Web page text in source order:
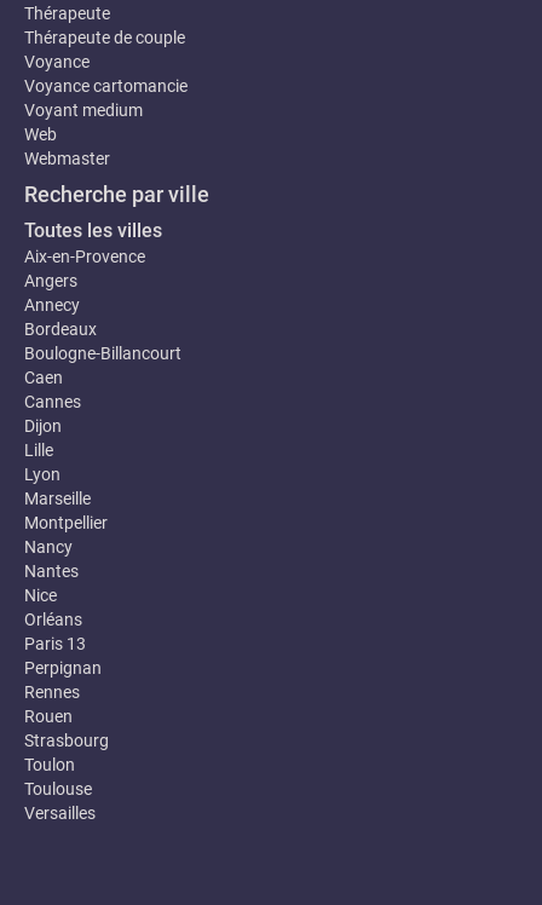
Thérapeute
Thérapeute de couple
Voyance
Voyance cartomancie
Voyant medium
Web
Webmaster
Recherche par ville
Toutes les villes
Aix-en-Provence
Angers
Annecy
Bordeaux
Boulogne-Billancourt
Caen
Cannes
Dijon
Lille
Lyon
Marseille
Montpellier
Nancy
Nantes
Nice
Orléans
Paris 13
Perpignan
Rennes
Rouen
Strasbourg
Toulon
Toulouse
Versailles